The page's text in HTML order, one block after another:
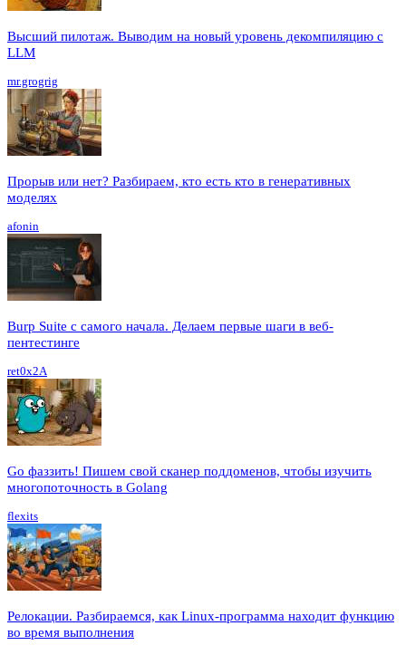
Высший пилотаж. Выводим на новый уровень декомпиляцию с
LLM
mr.grogrig
Прорыв или нет? Разбираем, кто есть кто в генеративных
моделях
afonin
Burp Suite с самого начала. Делаем первые шаги в веб-
пентестинге
ret0x2A
Go фаззить! Пишем свой сканер поддоменов, чтобы изучить
многопоточность в Golang
flexits
Релокации. Разбираемся, как Linux-программа находит функцию
во время выполнения